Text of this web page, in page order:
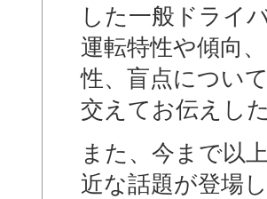
した一般ドライ
運転特性や傾向
性、盲点につい
交えてお伝えし
また、今まで以
近な話題が登場